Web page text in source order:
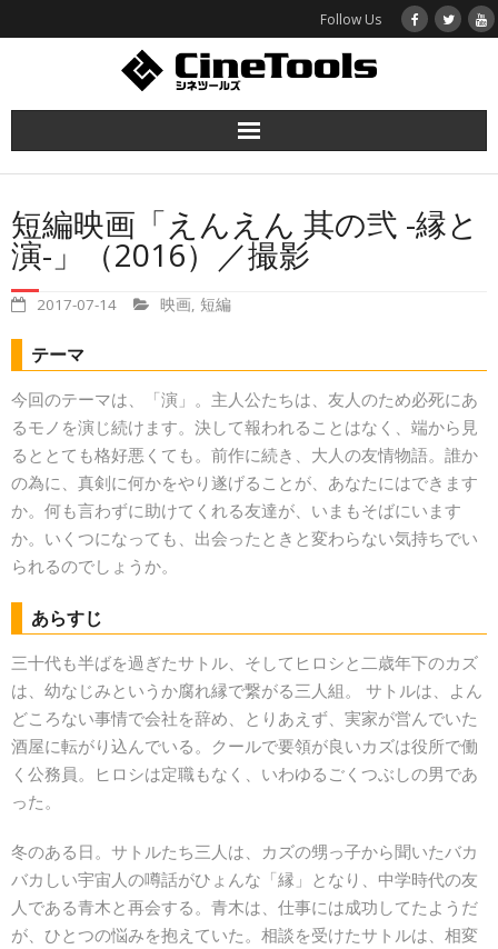
Follow Us
ホーム
函館映画プロジェクト
シネツールズとは
お問い合わせ
短編映画「えんえん 其の弐 -縁と
演-」（2016）／撮影
2017-07-14 映画, 短編
テーマ
今回のテーマは、「演」。主人公たちは、友人のため必死にあ
るモノを演じ続けます。決して報われることはなく、端から見
るととても格好悪くても。前作に続き、大人の友情物語。誰か
の為に、真剣に何かをやり遂げることが、あなたにはできます
か。何も言わずに助けてくれる友達が、いまもそばにいます
か。いくつになっても、出会ったときと変わらない気持ちでい
られるのでしょうか。
あらすじ
三十代も半ばを過ぎたサトル、そしてヒロシと二歳年下のカズ
は、幼なじみというか腐れ縁で繋がる三人組。 サトルは、よん
どころない事情で会社を辞め、とりあえず、実家が営んでいた
酒屋に転がり込んでいる。クールで要領が良いカズは役所で働
く公務員。ヒロシは定職もなく、いわゆるごくつぶしの男であ
った。
冬のある日。サトルたち三人は、カズの甥っ子から聞いたバカ
バカしい宇宙人の噂話がひょんな「縁」となり、中学時代の友
人である青木と再会する。青木は、仕事には成功してたようだ
が、ひとつの悩みを抱えていた。相談を受けたサトルは、相変